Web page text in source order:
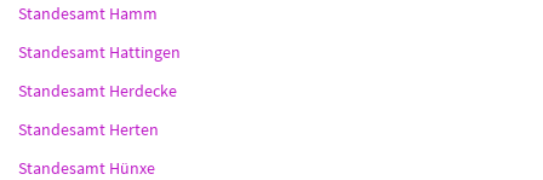
Standesamt Hamm
Standesamt Hattingen
Standesamt Herdecke
Standesamt Herten
Standesamt Hünxe